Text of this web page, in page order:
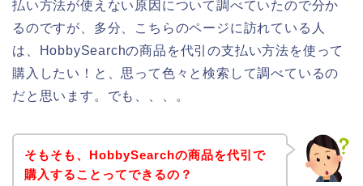
払い方法が使えない原因について調べていたので分か
るのですが、多分、こちらのページに訪れている人
は、HobbySearchの商品を代引の支払い方法を使って
購入したい！と、思って色々と検索して調べているの
だと思います。でも、、、。
そもそも、HobbySearchの商品を代引で
購入することってできるの？